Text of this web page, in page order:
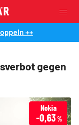
++
gegen
Nokia
-0,63%